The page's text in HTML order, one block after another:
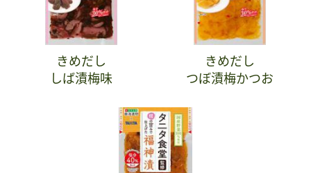
きめだし
しば漬梅味
きめだし
つぼ漬梅かつお